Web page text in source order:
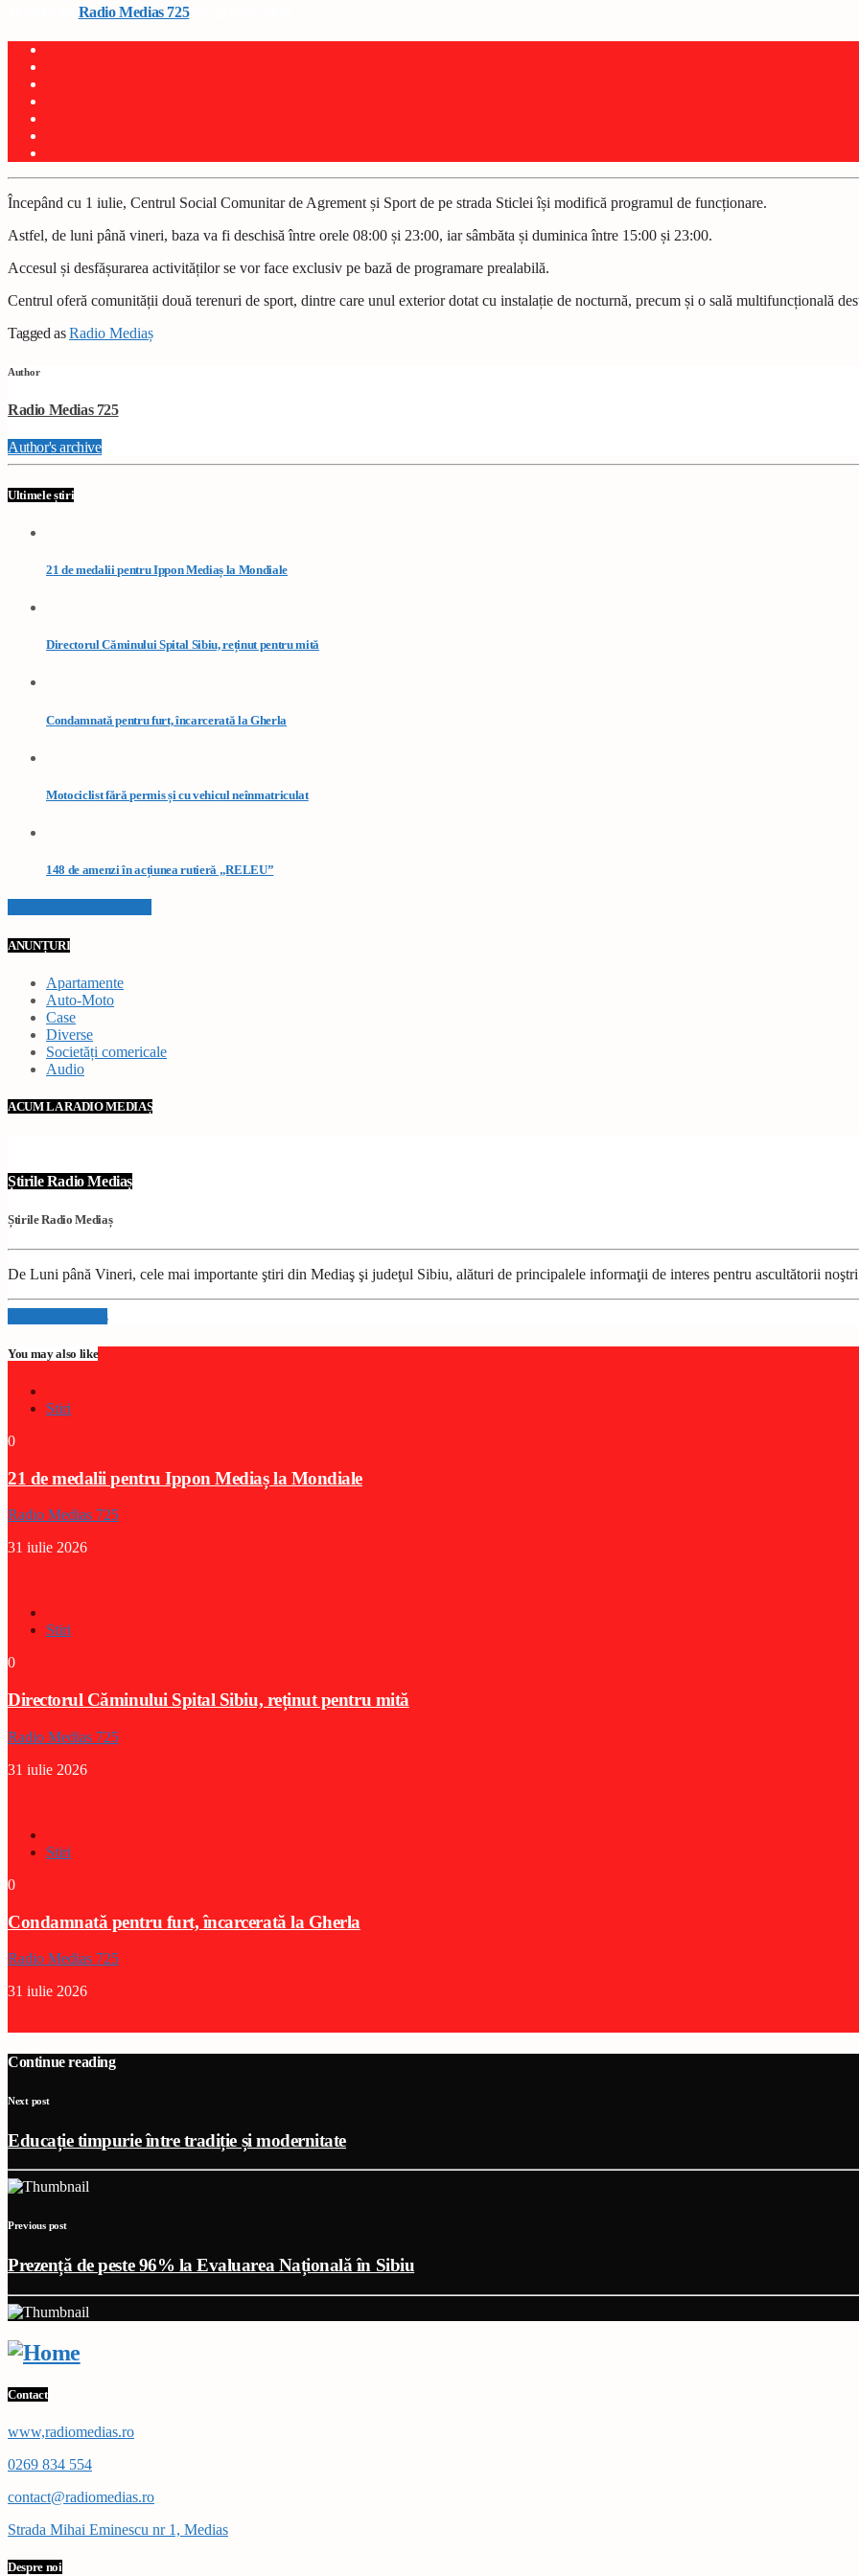
Radio Medias 725on 25 iunie 2026
Începând cu 1 iulie, Centrul Social Comunitar de Agrement și Sport de pe strada Sticlei își modifică programul de funcționare.
Astfel, de luni până vineri, baza va fi deschisă între orele 08:00 și 23:00, iar sâmbăta și duminica între 15:00 și 23:00.
Accesul și desfășurarea activităților se vor face exclusiv pe bază de programare prealabilă.
Centrul oferă comunității două terenuri de sport, dintre care unul exterior dotat cu instalație de nocturnă, precum și o sală multifuncțională
Tagged asRadio Mediaș
Author
Radio Medias 725
Author's archive
Ultimele știri
21 de medalii pentru Ippon Mediaș la Mondiale
Directorul Căminului Spital Sibiu, reținut pentru mită
Condamnată pentru furt, încarcerată la Gherla
Motociclist fără permis și cu vehicul neînmatriculat
148 de amenzi în acțiunea rutieră „RELEU”
ANUNȚURI
Apartamente
Auto-Moto
Case
Diverse
Societăți comericale
Audio
ACUM LA RADIO MEDIAȘ
Știrile Radio Mediaș
Știrile Radio Mediaș
De Luni până Vineri, cele mai importante ştiri din Mediaş şi judeţul Sibiu, alături de principalele informaţii de interes pentru ascultătorii
Info and episodes
You may also like
Stiri
0
21 de medalii pentru Ippon Mediaș la Mondiale
Radio Medias 725
31 iulie 2026
Stiri
0
Directorul Căminului Spital Sibiu, reținut pentru mită
Radio Medias 725
31 iulie 2026
Stiri
0
Condamnată pentru furt, încarcerată la Gherla
Radio Medias 725
31 iulie 2026
Continue reading
Next post
Educație timpurie între tradiție și modernitate
Previous post
Prezență de peste 96% la Evaluarea Națională în Sibiu
Contact
www,radiomedias.ro
0269 834 554
contact@radiomedias.ro
Strada Mihai Eminescu nr 1, Medias
Despre noi